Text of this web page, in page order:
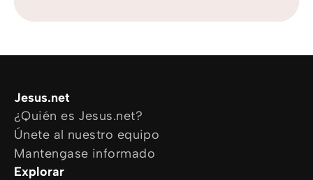
Jesus.net
¿Quién es Jesus.net?
Únete al nuestro equipo
Mantengase informado
Explorar